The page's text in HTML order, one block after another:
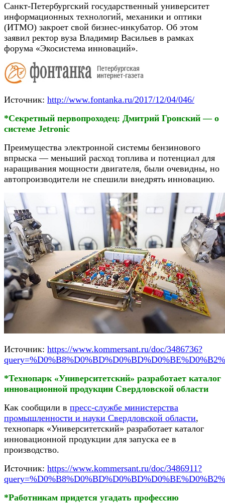
Санкт-Петербургский государственный университет
информационных технологий, механики и оптики
(ИТМО) закроет свой бизнес-инкубатор. Об этом
заявил ректор вуза Владимир Васильев в рамках
форума «Экосистема инноваций».
Источник: http://www.fontanka.ru/2017/12/04/046/
*Секретный первопроходец: Дмитрий Гронский — о
системе Jetronic
Преимущества электронной системы бензинового
впрыска — меньший расход топлива и потенциал для
наращивания мощности двигателя, были очевидны, но
автопроизводители не спешили внедрять инновацию.
Источник: https://www.kommersant.ru/doc/3486736?
*Технопарк «Университетский» разработает каталог
инновационной продукции Свердловской области
Как сообщили в пресс-службе министерства
промышленности и науки Свердловской области,
технопарк «Университетский» разработает каталог
инновационной продукции для запуска ее в
производство.
Источник: https://www.kommersant.ru/doc/3486911?
*Работникам придется угадать профессию